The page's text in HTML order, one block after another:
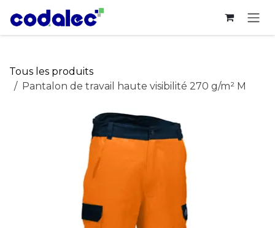
Se rendre au contenu
Tous les produits
Pantalon de travail haute visibilité 270 g/m² M